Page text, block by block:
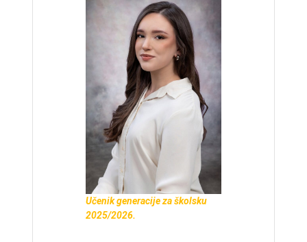
Učenik generacije za školsku
2025/2026.